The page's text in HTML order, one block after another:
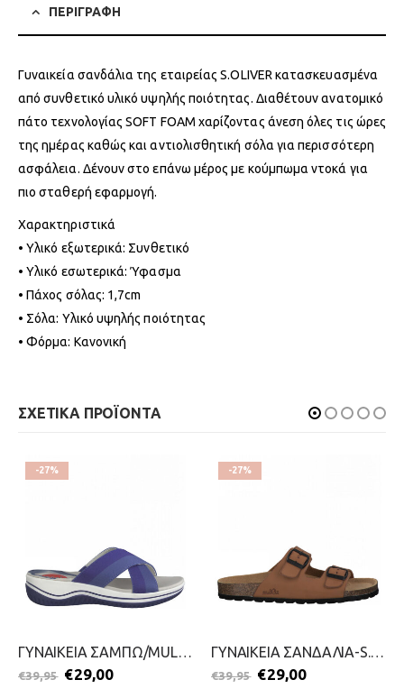
ΠΕΡΙΓΡΑΦΗ
Γυναικεία σανδάλια της εταιρείας S.OLIVER κατασκευασμένα
από συνθετικό υλικό υψηλής ποιότητας. Διαθέτουν ανατομικό
πάτο τεχνολογίας SOFT FOAM χαρίζοντας άνεση όλες τις ώρες
της ημέρας καθώς και αντιολισθητική σόλα για περισσότερη
ασφάλεια. Δένουν στο επάνω μέρος με κούμπωμα ντοκά για
πιο σταθερή εφαρμογή.
Χαρακτηριστικά
• Υλικό εξωτερικά: Συνθετικό
• Υλικό εσωτερικά: Ύφασμα
• Πάχος σόλας: 1,7cm
• Σόλα: Υλικό υψηλής ποιότητας
• Φόρμα: Κανονική
ΣΧΕΤΙΚΑ ΠΡΟΪΟΝΤΑ
-27%
ΓΥΝΑΙΚΕΙΑ ΣΑΜΠΩ/MULES-JANA-2199-0046-ΜΠΛΕ
€39,95 €29,00
-27%
ΓΥΝΑΙΚΕΙΑ ΣΑΝΔΑΛΙΑ-S.OLIVER-2199-0051-ΤΑΜΠΑ
€39,95 €29,00